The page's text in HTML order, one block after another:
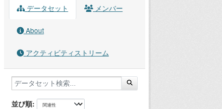
データセット メンバー
About
アクティビティストリーム
並び順